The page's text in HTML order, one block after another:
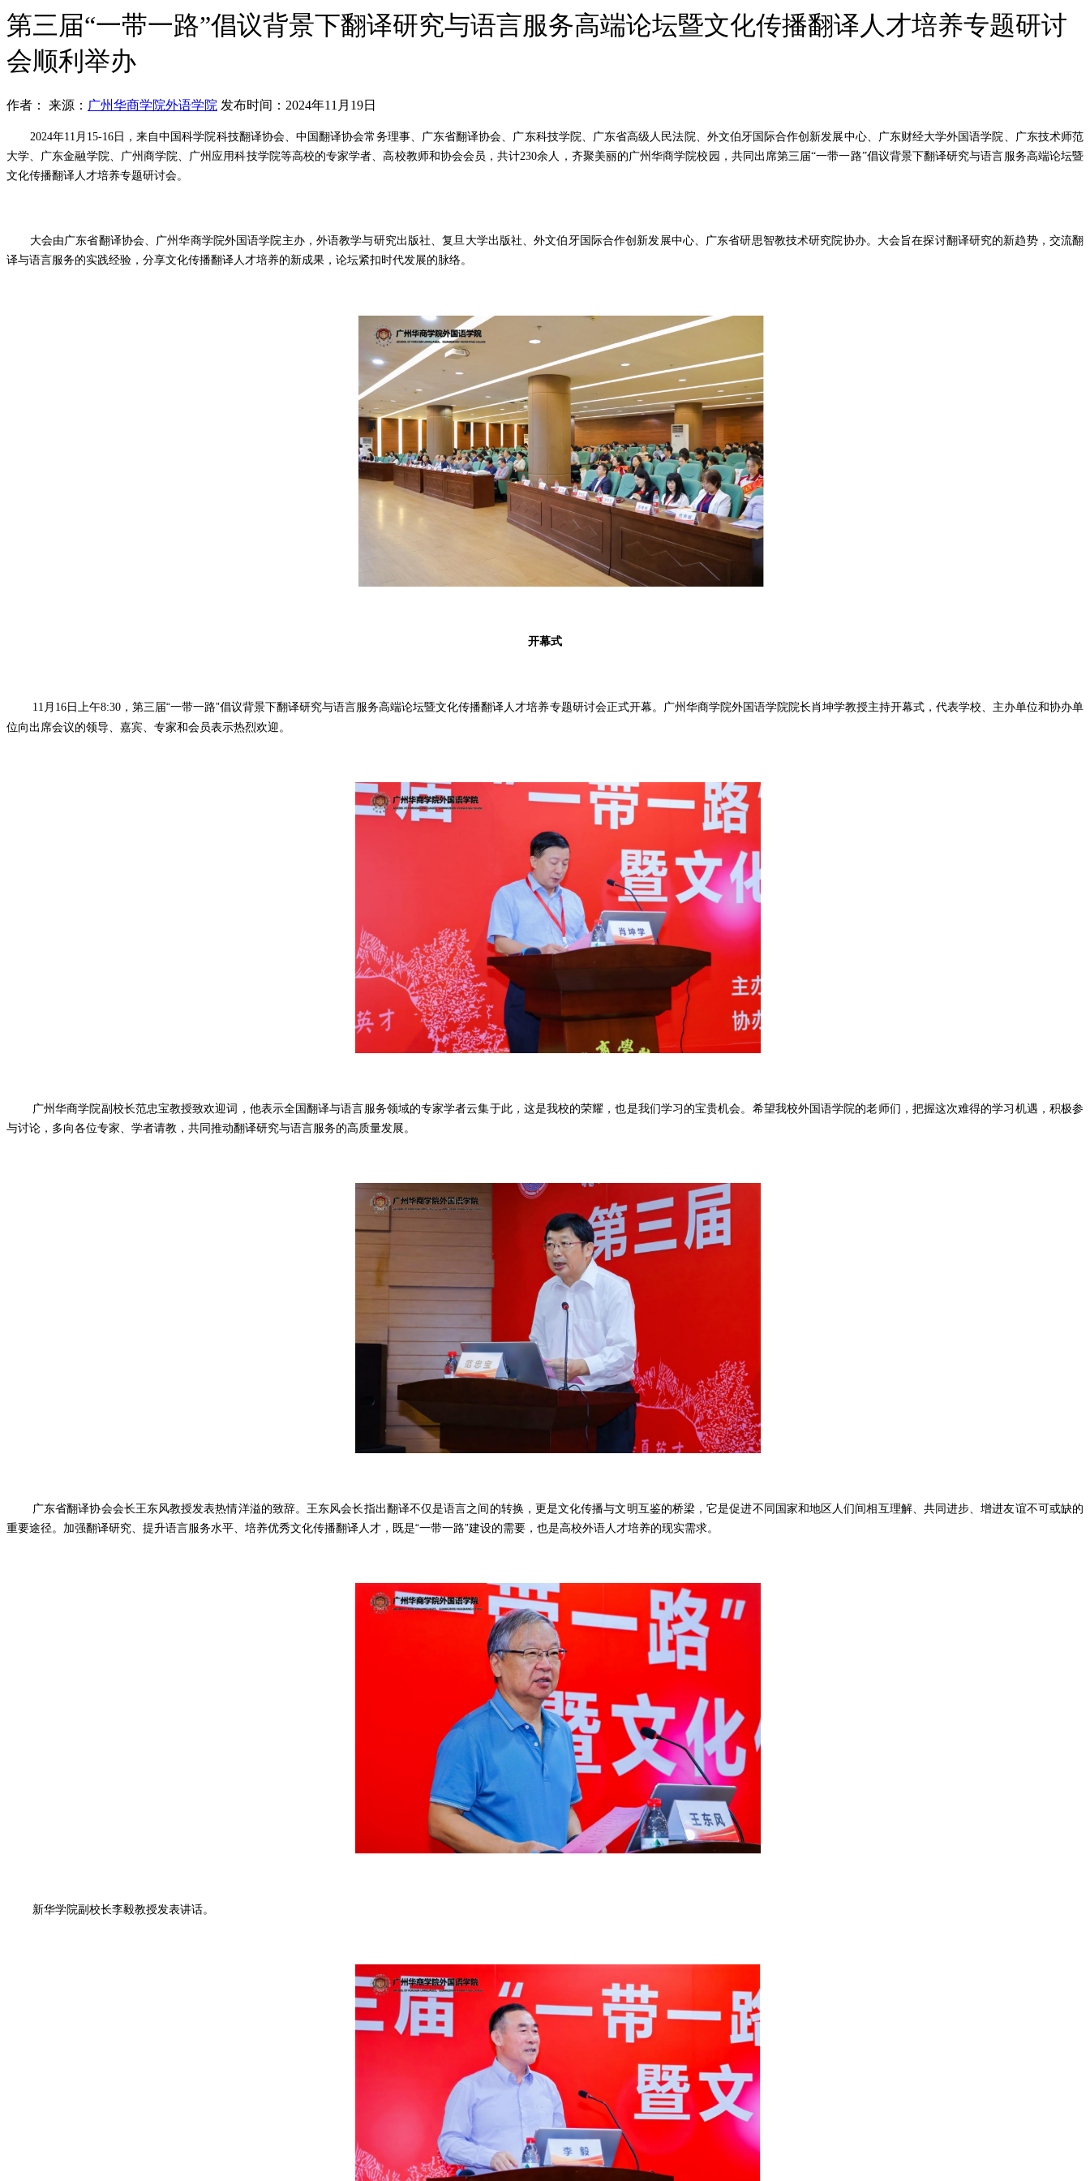
第三届“一带一路”倡议背景下翻译研究与语言服务高端论坛暨文化传播翻译人才培养专题研讨
会顺利举办
作者： 来源： 广州华商学院外语学院 发布时间：2024年11月19日
2024年11月15-16日，来自中国科学院科技翻译协会、中国翻译协会常务理事、广东省翻译协会、广东科技学院、广东省高级人民法院、外文伯牙国际合作创新发展中心、广东财经大学外国语学院、广东技术师范
大学、广东金融学院、广州商学院、广州应用科技学院等高校的专家学者、高校教师和协会会员，共计230余人，齐聚美丽的广州华商学院校园，共同出席第三届“一带一路”倡议背景下翻译研究与语言服务高端论坛暨
文化传播翻译人才培养专题研讨会。
大会由广东省翻译协会、广州华商学院外国语学院主办，外语教学与研究出版社、复旦大学出版社、外文伯牙国际合作创新发展中心、广东省研思智教技术研究院协办。大会旨在探讨翻译研究的新趋势，交流翻
译与语言服务的实践经验，分享文化传播翻译人才培养的新成果，论坛紧扣时代发展的脉络。
开幕式
11月16日上午8:30，第三届“一带一路”倡议背景下翻译研究与语言服务高端论坛暨文化传播翻译人才培养专题研讨会正式开幕。广州华商学院外国语学院院长肖坤学教授主持开幕式，代表学校、主办单位和协办单
位向出席会议的领导、嘉宾、专家和会员表示热烈欢迎。
广州华商学院副校长范忠宝教授致欢迎词，他表示全国翻译与语言服务领域的专家学者云集于此，这是我校的荣耀，也是我们学习的宝贵机会。希望我校外国语学院的老师们，把握这次难得的学习机遇，积极参
与讨论，多向各位专家、学者请教，共同推动翻译研究与语言服务的高质量发展。
广东省翻译协会会长王东风教授发表热情洋溢的致辞。王东风会长指出翻译不仅是语言之间的转换，更是文化传播与文明互鉴的桥梁，它是促进不同国家和地区人们间相互理解、共同进步、增进友谊不可或缺的
重要途径。加强翻译研究、提升语言服务水平、培养优秀文化传播翻译人才，既是“一带一路”建设的需要，也是高校外语人才培养的现实需求。
新华学院副校长李毅教授发表讲话。